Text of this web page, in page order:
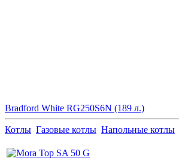
Bradford White RG250S6N (189 л.)
Котлы Газовые котлы Напольные котлы